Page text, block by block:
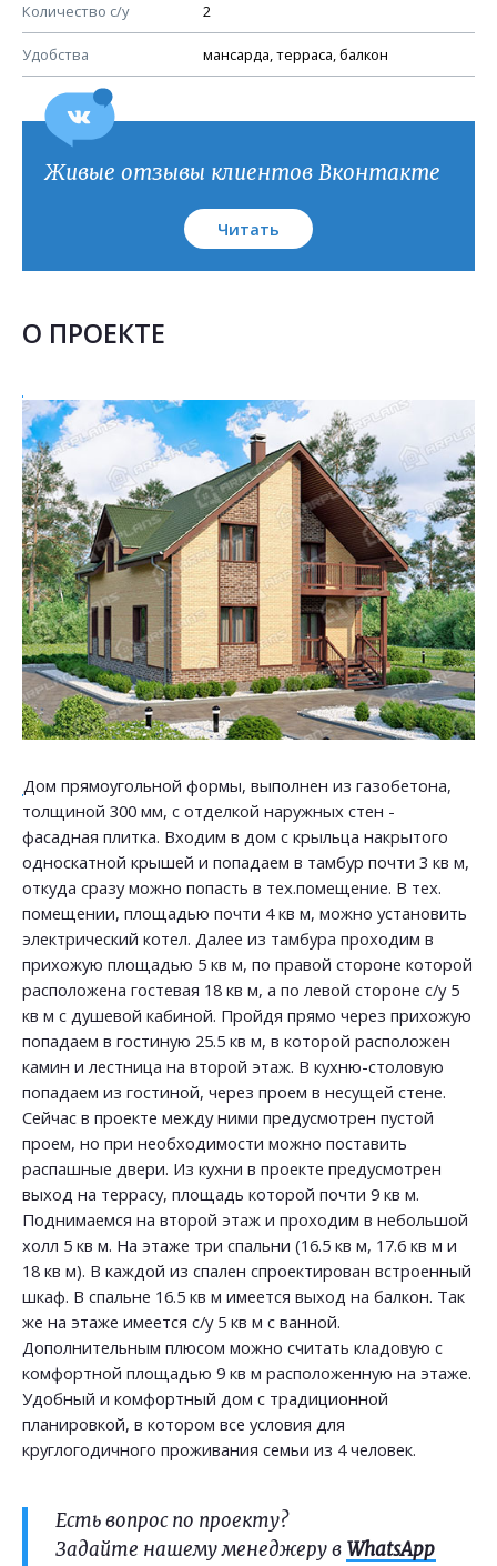
Количество с/у 2
Удобства мансарда, терраса, балкон
План кровли
Живые отзывы клиентов Вконтакте
Читать
О ПРОЕКТЕ
Дом прямоугольной формы, выполнен из газобетона,
толщиной 300 мм, с отделкой наружных стен -
фасадная плитка. Входим в дом с крыльца накрытого
односкатной крышей и попадаем в тамбур почти 3 кв м,
откуда сразу можно попасть в тех.помещение. В тех.
помещении, площадью почти 4 кв м, можно установить
электрический котел. Далее из тамбура проходим в
прихожую площадью 5 кв м, по правой стороне которой
расположена гостевая 18 кв м, а по левой стороне с/у 5
кв м с душевой кабиной. Пройдя прямо через прихожую
попадаем в гостиную 25.5 кв м, в которой расположен
камин и лестница на второй этаж. В кухню-столовую
попадаем из гостиной, через проем в несущей стене.
Сейчас в проекте между ними предусмотрен пустой
проем, но при необходимости можно поставить
распашные двери. Из кухни в проекте предусмотрен
выход на террасу, площадь которой почти 9 кв м.
Поднимаемся на второй этаж и проходим в небольшой
холл 5 кв м. На этаже три спальни (16.5 кв м, 17.6 кв м и
18 кв м). В каждой из спален спроектирован встроенный
шкаф. В спальне 16.5 кв м имеется выход на балкон. Так
же на этаже имеется с/у 5 кв м с ванной.
Дополнительным плюсом можно считать кладовую с
комфортной площадью 9 кв м расположенную на этаже.
Удобный и комфортный дом с традиционной
планировкой, в котором все условия для
круглогодичного проживания семьи из 4 человек.
Есть вопрос по проекту?
Задайте нашему менеджеру в WhatsApp